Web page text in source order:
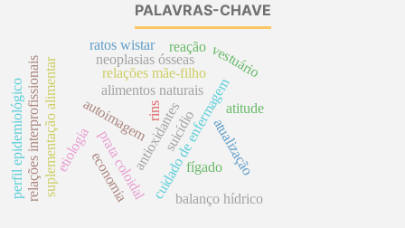
PALAVRAS-CHAVE
cuidado de enfermagem
prata coloidal
etiologia atualização
antioxidantes
suplementação alimentar alimentos naturais
relações mãe-filho
autoimagem
neoplasias ósseas
rinssuicídio
vestuário
relações interprofissionais economia fígado
perfil epidemiológico
reação
ratos wistar
balanço hídrico
atitude